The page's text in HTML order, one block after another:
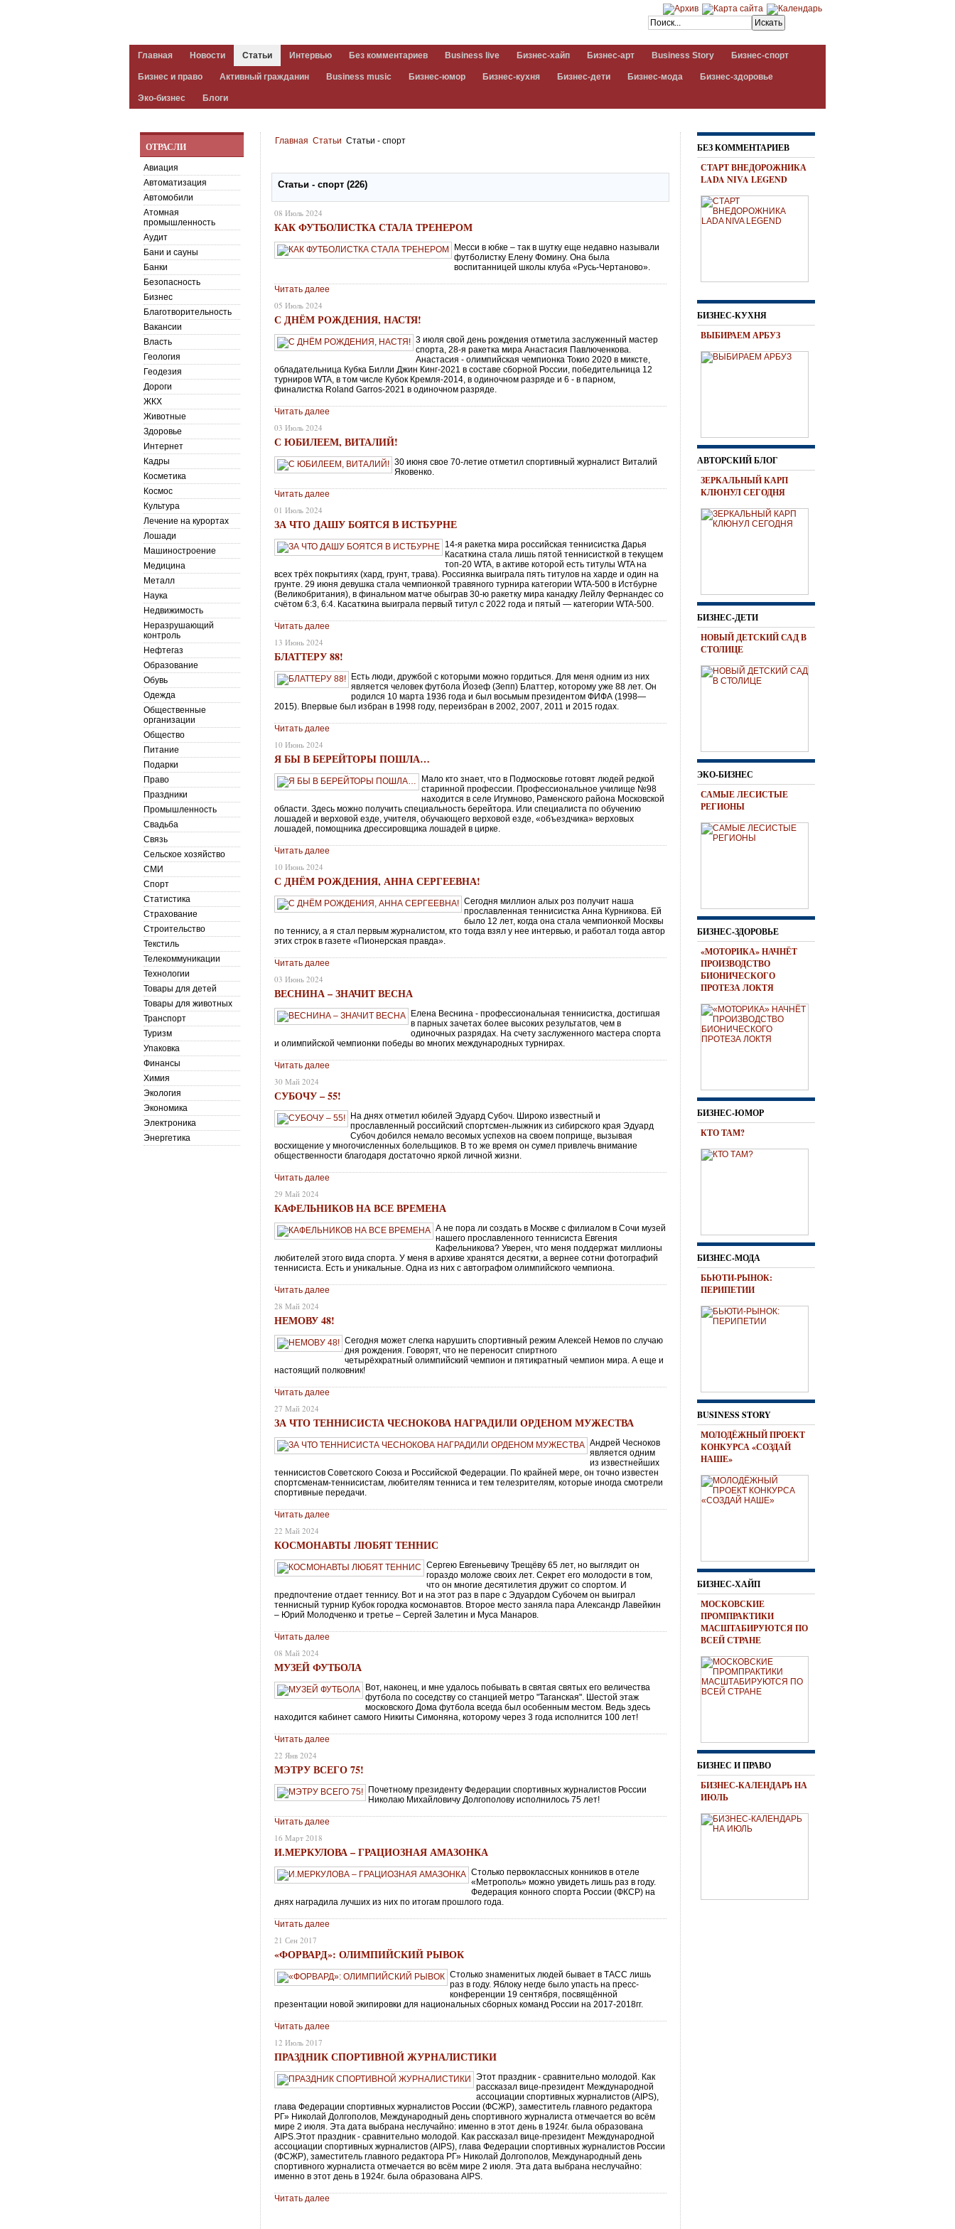
Главная Новости Статьи Интервью Без комментариев Business live Бизнес-хайп Бизнес-арт Business Story Бизнес-спорт
Бизнес и право Активный гражданин Business music Бизнес-юмор Бизнес-кухня Бизнес-дети Бизнес-мода Бизнес-здоровье
Эко-бизнес Блоги
Главная Статьи Статьи - спорт
Статьи - спорт (226)
08 Июль 2024
КАК ФУТБОЛИСТКА СТАЛА ТРЕНЕРОМ
Месси в юбке – так в шутку еще недавно называли
футболистку Елену Фомину. Она была
воспитанницей школы клуба «Русь-Чертаново».
Читать далее
05 Июль 2024
С ДНЁМ РОЖДЕНИЯ, НАСТЯ!
3 июля свой день рождения отметила заслуженный мастер
спорта, 28-я ракетка мира Анастасия Павлюченкова.
Анастасия - олимпийская чемпионка Токио 2020 в миксте,
обладательница Кубка Билли Джин Кинг-2021 в составе сборной России, победительница 12
турниров WTA, в том числе Кубок Кремля-2014, в одиночном разряде и 6 - в парном,
финалистка Roland Garros-2021 в одиночном разряде.
Читать далее
03 Июль 2024
С ЮБИЛЕЕМ, ВИТАЛИЙ!
30 июня свое 70-летие отметил спортивный журналист Виталий
Яковенко.
Читать далее
01 Июль 2024
ЗА ЧТО ДАШУ БОЯТСЯ В ИСТБУРНЕ
14-я ракетка мира российская теннисистка Дарья
Касаткина стала лишь пятой теннисисткой в текущем
топ-20 WTA, в активе которой есть титулы WTA на
всех трёх покрытиях (хард, грунт, трава). Россиянка выиграла пять титулов на харде и один на
грунте. 29 июня девушка стала чемпионкой травяного турнира категории WTA-500 в Истбурне
(Великобритания), в финальном матче обыграв 30-ю ракетку мира канадку Лейлу Фернандес со
счётом 6:3, 6:4. Касаткина выиграла первый титул с 2022 года и пятый — категории WTA-500.
Читать далее
13 Июнь 2024
БЛАТТЕРУ 88!
Есть люди, дружбой с которыми можно гордиться. Для меня одним из них
является человек футбола Йозеф (Зепп) Блаттер, которому уже 88 лет. Он
родился 10 марта 1936 года и был восьмым президентом ФИФА (1998—
2015). Впервые был избран в 1998 году, переизбран в 2002, 2007, 2011 и 2015 годах.
Читать далее
10 Июнь 2024
Я БЫ В БЕРЕЙТОРЫ ПОШЛА…
Мало кто знает, что в Подмосковье готовят людей редкой
старинной профессии. Профессиональное училище №98
находится в селе Игумново, Раменского района Московской
области. Здесь можно получить специальность берейтора. Или специалиста по обучению
лошадей и верховой езде, учителя, обучающего верховой езде, «объездчика» верховых
лошадей, помощника дрессировщика лошадей в цирке.
Читать далее
10 Июнь 2024
С ДНЁМ РОЖДЕНИЯ, АННА СЕРГЕЕВНА!
Сегодня миллион алых роз получит наша
прославленная теннисистка Анна Курникова. Ей
было 12 лет, когда она стала чемпионкой Москвы
по теннису, а я стал первым журналистом, кто тогда взял у нее интервью, и работал тогда автор
этих строк в газете «Пионерская правда».
Читать далее
03 Июнь 2024
ВЕСНИНА – ЗНАЧИТ ВЕСНА
Елена Веснина - профессиональная теннисистка, достигшая
в парных зачетах более высоких результатов, чем в
одиночных разрядах. На счету заслуженного мастера спорта
и олимпийской чемпионки победы во многих международных турнирах.
Читать далее
30 Май 2024
СУБОЧУ – 55!
На днях отметил юбилей Эдуард Субоч. Широко известный и
прославленный российский спортсмен-лыжник из сибирского края Эдуард
Субоч добился немало весомых успехов на своем поприще, вызывая
восхищение у многочисленных болельщиков. В то же время он сумел привлечь внимание
общественности благодаря достаточно яркой личной жизни.
Читать далее
29 Май 2024
КАФЕЛЬНИКОВ НА ВСЕ ВРЕМЕНА
А не пора ли создать в Москве с филиалом в Сочи музей
нашего прославленного теннисиста Евгения
Кафельникова? Уверен, что меня поддержат миллионы
любителей этого вида спорта. У меня в архиве хранятся десятки, а вернее сотни фотографий
теннисиста. Есть и уникальные. Одна из них с автографом олимпийского чемпиона.
Читать далее
28 Май 2024
НЕМОВУ 48!
Сегодня может слегка нарушить спортивный режим Алексей Немов по случаю
дня рождения. Говорят, что не переносит спиртного
четырёхкратный олимпийский чемпион и пятикратный чемпион мира. А еще и
настоящий полковник!
Читать далее
27 Май 2024
ЗА ЧТО ТЕННИСИСТА ЧЕСНОКОВА НАГРАДИЛИ ОРДЕНОМ МУЖЕСТВА
Андрей Чесноков
является одним
из известнейших
теннисистов Советского Союза и Российской Федерации. По крайней мере, он точно известен
спортсменам-теннисистам, любителям тенниса и тем телезрителям, которые иногда смотрели
спортивные передачи.
Читать далее
22 Май 2024
КОСМОНАВТЫ ЛЮБЯТ ТЕННИС
Сергею Евгеньевичу Трещёву 65 лет, но выглядит он
гораздо моложе своих лет. Секрет его молодости в том,
что он многие десятилетия дружит со спортом. И
предпочтение отдает теннису. Вот и на этот раз в паре с Эдуардом Субочем он выиграл
теннисный турнир Кубок городка космонавтов. Второе место заняла пара Александр Лавейкин
– Юрий Молодченко и третье – Сергей Залетин и Муса Манаров.
Читать далее
08 Май 2024
МУЗЕЙ ФУТБОЛА
Вот, наконец, и мне удалось побывать в святая святых его величества
футбола по соседству со станцией метро "Таганская". Шестой этаж
московского Дома футбола всегда был особенным местом. Ведь здесь
находится кабинет самого Никиты Симоняна, которому через 3 года исполнится 100 лет!
Читать далее
22 Янв 2024
МЭТРУ ВСЕГО 75!
Почетному президенту Федерации спортивных журналистов России
Николаю Михайловичу Долгополову исполнилось 75 лет!
Читать далее
16 Март 2018
И.МЕРКУЛОВА – ГРАЦИОЗНАЯ АМАЗОНКА
Столько первоклассных конников в отеле
«Метрополь» можно увидеть лишь раз в году.
Федерация конного спорта России (ФКСР) на
днях наградила лучших из них по итогам прошлого года.
Читать далее
21 Сен 2017
«ФОРВАРД»: ОЛИМПИЙСКИЙ РЫВОК
Столько знаменитых людей бывает в ТАСС лишь
раз в году. Яблоку негде было упасть на пресс-
конференции 19 сентября, посвящённой
презентации новой экипировки для национальных сборных команд России на 2017-2018гг.
Читать далее
12 Июль 2017
ПРАЗДНИК СПОРТИВНОЙ ЖУРНАЛИСТИКИ
Этот праздник - сравнительно молодой. Как
рассказал вице-президент Международной
ассоциации спортивных журналистов (AIPS),
глава Федерации спортивных журналистов России (ФСЖР), заместитель главного редактора
РГ» Николай Долгополов, Международный день спортивного журналиста отмечается во всём
мире 2 июля. Эта дата выбрана неслучайно: именно в этот день в 1924г. была образована
AIPS.Этот праздник - сравнительно молодой. Как рассказал вице-президент Международной
ассоциации спортивных журналистов (AIPS), глава Федерации спортивных журналистов России
(ФСЖР), заместитель главного редактора РГ» Николай Долгополов, Международный день
спортивного журналиста отмечается во всём мире 2 июля. Эта дата выбрана неслучайно:
именно в этот день в 1924г. была образована AIPS.
Читать далее
ОТРАСЛИ
Авиация
Автоматизация
Автомобили
Атомная
промышленность
Аудит
Бани и сауны
Банки
Безопасность
Бизнес
Благотворительность
Вакансии
Власть
Геология
Геодезия
Дороги
ЖКХ
Животные
Здоровье
Интернет
Кадры
Косметика
Космос
Культура
Лечение на курортах
Лошади
Машиностроение
Медицина
Металл
Наука
Недвижимость
Неразрушающий
контроль
Нефтегаз
Образование
Обувь
Одежда
Общественные
организации
Общество
Питание
Подарки
Право
Праздники
Промышленность
Свадьба
Связь
Сельское хозяйство
СМИ
Спорт
Статистика
Страхование
Строительство
Текстиль
Телекоммуникации
Технологии
Товары для детей
Товары для животных
Транспорт
Туризм
Упаковка
Финансы
Химия
Экология
Экономика
Электроника
Энергетика
БЕЗ КОММЕНТАРИЕВ
СТАРТ ВНЕДОРОЖНИКА
LADA NIVA LEGEND
БИЗНЕС-КУХНЯ
ВЫБИРАЕМ АРБУЗ
АВТОРСКИЙ БЛОГ
ЗЕРКАЛЬНЫЙ КАРП
КЛЮНУЛ СЕГОДНЯ
БИЗНЕС-ДЕТИ
НОВЫЙ ДЕТСКИЙ САД В
СТОЛИЦЕ
ЭКО-БИЗНЕС
САМЫЕ ЛЕСИСТЫЕ
РЕГИОНЫ
БИЗНЕС-ЗДОРОВЬЕ
«МОТОРИКА» НАЧНЁТ
ПРОИЗВОДСТВО
БИОНИЧЕСКОГО
ПРОТЕЗА ЛОКТЯ
БИЗНЕС-ЮМОР
КТО ТАМ?
БИЗНЕС-МОДА
БЬЮТИ-РЫНОК:
ПЕРИПЕТИИ
BUSINESS STORY
МОЛОДЁЖНЫЙ ПРОЕКТ
КОНКУРСА «СОЗДАЙ
НАШЕ»
БИЗНЕС-ХАЙП
МОСКОВСКИЕ
ПРОМПРАКТИКИ
МАСШТАБИРУЮТСЯ ПО
ВСЕЙ СТРАНЕ
БИЗНЕС И ПРАВО
БИЗНЕС-КАЛЕНДАРЬ НА
ИЮЛЬ